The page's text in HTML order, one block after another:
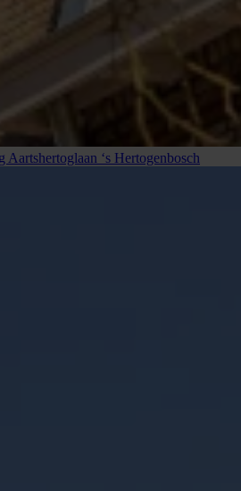
‘s Hertogenbosch